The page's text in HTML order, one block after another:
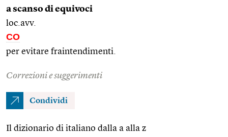
a scanso di equivoci
loc.avv.
CO
per evitare fraintendimenti.
Correzioni e suggerimenti
Condividi
Il dizionario di italiano dalla a alla z